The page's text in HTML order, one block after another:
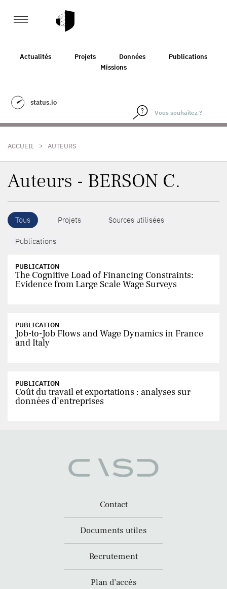
Actualités Projets Données
Publications
Missions
status.io
ACCUEIL > AUTEURS
Auteurs - BERSON C.
Tous Projets Sources utilisées
Publications
PUBLICATION
The Cognitive Load of Financing Constraints:
Evidence from Large Scale Wage Surveys
PUBLICATION
Job-to-Job Flows and Wage Dynamics in France
and Italy
PUBLICATION
Coût du travail et exportations : analyses sur
données d’entreprises
Contact
Documents utiles
Recrutement
Plan d’accès